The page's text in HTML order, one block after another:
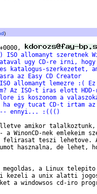
)
allomanyt szeretnek
ugy CD-re irni, hogy
katalogus-szerkezetet,
az Easy CD Creator
allomanyt lemezre :( Ez
Az ISO-t iras elott
is koszonom a
ha egy tucat CD-t irtam az
-- ennyi... :((()
amikor talalkoztunk,
WinonCD-nek emlekeim
felirasat teszi lehetove.
hasznalna, de lehet,
megoldas, a Linux telepito
kezeli a unix alatti
windowsos cd-iro